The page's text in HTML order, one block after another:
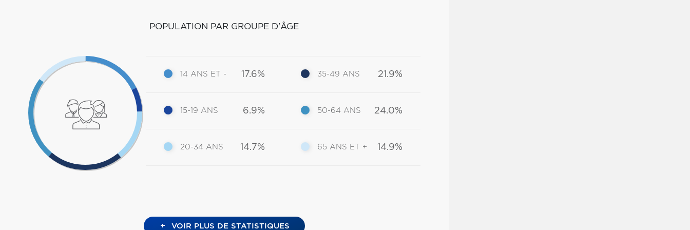
POPULATION PAR GROUPE D'ÂGE
14 ANS ET - 17.6%
15-19 ANS 6.9%
20-34 ANS 14.7%
35-49 ANS 21.9%
50-64 ANS 24.0%
65 ANS ET + 14.9%
+ VOIR PLUS DE STATISTIQUES